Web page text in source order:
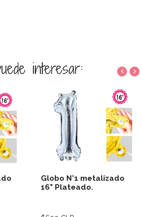
interesar:
Globo N°1 metalizado
16" Plateado.
‹ ›